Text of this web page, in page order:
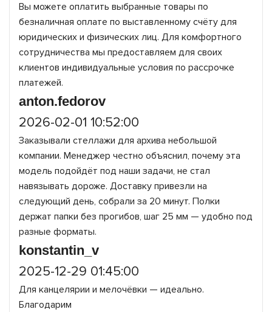
Вы можете оплатить выбранные товары по
безналичная оплате по выставленному счёту для
юридических и физических лиц. Для комфортного
сотрудничества мы предоставляем для своих
клиентов индивидуальные условия по рассрочке
платежей.
anton.fedorov
2026-02-01 10:52:00
Заказывали стеллажи для архива небольшой
компании. Менеджер честно объяснил, почему эта
модель подойдёт под наши задачи, не стал
навязывать дороже. Доставку привезли на
следующий день, собрали за 20 минут. Полки
держат папки без прогибов, шаг 25 мм — удобно под
разные форматы.
konstantin_v
2025-12-29 01:45:00
Для канцелярии и мелочёвки — идеально.
Благодарим